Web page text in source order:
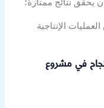
يحقق نتائج ممتازة؛
في مشروع